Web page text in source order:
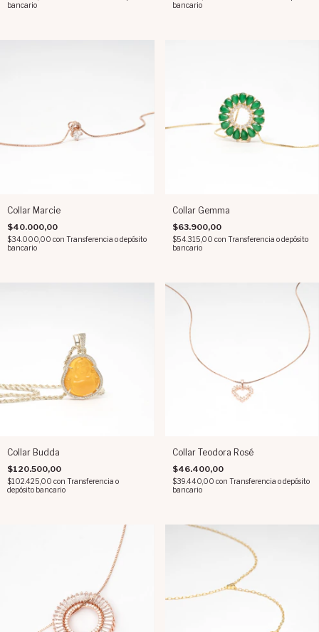
bancario
bancario
Collar Marcie
$40.000,00
$34.000,00 con Transferencia o depósito
bancario
Collar Gemma
$63.900,00
$54.315,00 con Transferencia o depósito
bancario
Collar Budda
$120.500,00
$102.425,00 con Transferencia o
depósito bancario
Collar Teodora Rosé
$46.400,00
$39.440,00 con Transferencia o depósito
bancario